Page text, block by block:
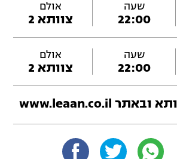
שעה
22:00
אולם
צוותא 2
שעה
22:00
אולם
צוותא 2
ובאתר www.leaan.co.il